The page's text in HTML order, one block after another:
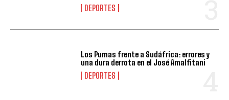
DEPORTES
Los Pumas frente a Sudáfrica: errores y
una dura derrota en el José Amalfitani
DEPORTES